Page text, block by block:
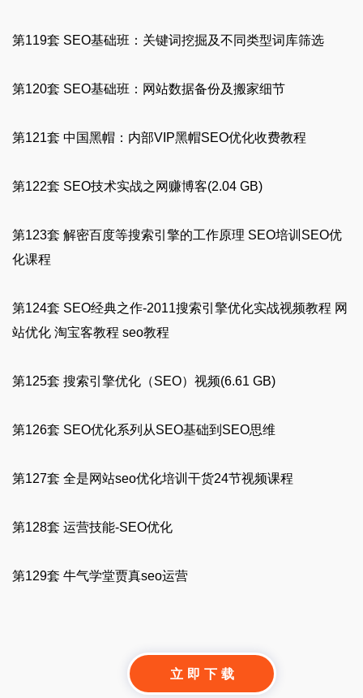
第119套 SEO基础班：关键词挖掘及不同类型词库筛选
第120套 SEO基础班：网站数据备份及搬家细节
第121套 中国黑帽：内部VIP黑帽SEO优化收费教程
第122套 SEO技术实战之网赚博客(2.04 GB)
第123套 解密百度等搜索引擎的工作原理 SEO培训SEO优
化课程
第124套 SEO经典之作-2011搜索引擎优化实战视频教程 网
站优化 淘宝客教程 seo教程
第125套 搜索引擎优化（SEO）视频(6.61 GB)
第126套 SEO优化系列从SEO基础到SEO思维
第127套 全是网站seo优化培训干货24节视频课程
第128套 运营技能-SEO优化
第129套 牛气学堂贾真seo运营
立 即 下 载